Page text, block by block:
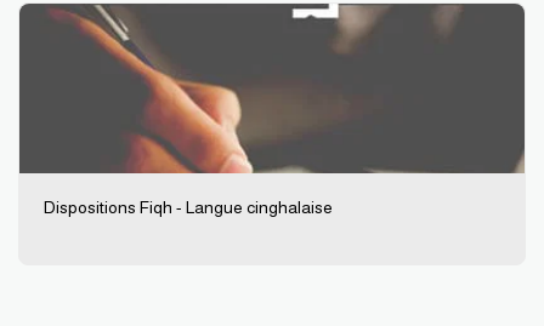
Dispositions Fiqh - Langue cinghalaise